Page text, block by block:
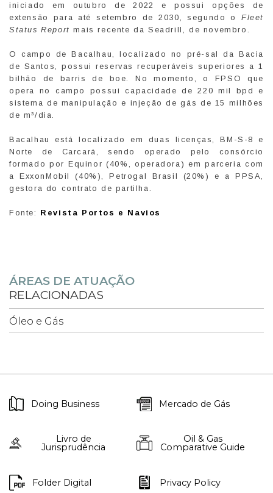
iniciado em outubro de 2022 e possui opções de
extensão para até setembro de 2030, segundo o Fleet
Status Report mais recente da Seadrill, de novembro.
O campo de Bacalhau, localizado no pré-sal da Bacia
de Santos, possui reservas recuperáveis superiores a 1
bilhão de barris de boe. No momento, o FPSO que
opera no campo possui capacidade de 220 mil bpd e
sistema de manipulação e injeção de gás de 15 milhões
de m³/dia.
Bacalhau está localizado em duas licenças, BM-S-8 e
Norte de Carcará, sendo operado pelo consórcio
formado por Equinor (40%, operadora) em parceria com
a ExxonMobil (40%), Petrogal Brasil (20%) e a PPSA,
gestora do contrato de partilha.
Fonte: Revista Portos e Navios
ÁREAS DE ATUAÇÃO
RELACIONADAS
Óleo e Gás
Doing Business Mercado de Gás
Livro de
Jurisprudência
Oil & Gas
Comparative Guide
Folder Digital Privacy Policy